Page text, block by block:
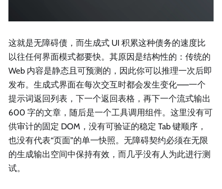
这就是无障碍债，而生成式 UI 积累这种债务的速度比
以往任何界面模式都要快。其原因是结构性的：传统的
Web 内容是静态且可预测的，因此你可以推理一次后即
发布。生成式界面在每次交互时都会发生变化——一个
提示词返回列表，下一个返回表格，再下一个流式输出
600 字的文章，随后是一个工具调用组件。这里没有可
供审计的固定 DOM，没有可验证的稳定 Tab 键顺序，
也没有代表“页面”的单一快照。无障碍契约必须在无限
的生成输出空间中保持有效，而几乎没有人为此进行测
试。